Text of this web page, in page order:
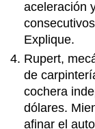
aceleración
Explique.
Rupert,
de
cochera
dólares.
afinar el